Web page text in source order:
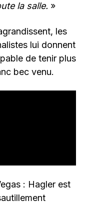
la salle. »
les
lui donnent
de tenir plus
bec venu.
: Hagler est